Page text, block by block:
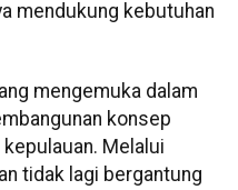
mendukung kebutuhan
mengemuka dalam
konsep
Melalui
tidak lagi bergantung